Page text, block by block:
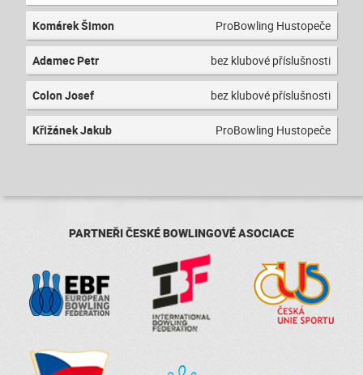
Komárek Šimon ProBowling Hustopeče
Adamec Petr bez klubové příslušnosti
Colon Josef bez klubové příslušnosti
Křižánek Jakub ProBowling Hustopeče
PARTNEŘI ČESKÉ BOWLINGOVÉ ASOCIACE